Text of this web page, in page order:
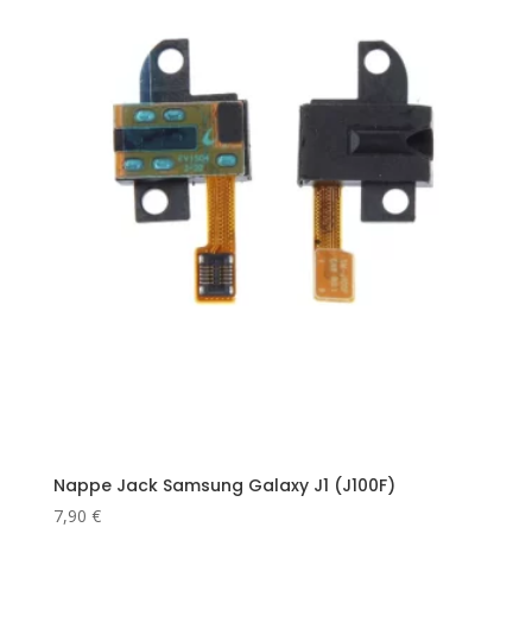
Nappe Jack Samsung Galaxy J1 (J100F)
7,90 €